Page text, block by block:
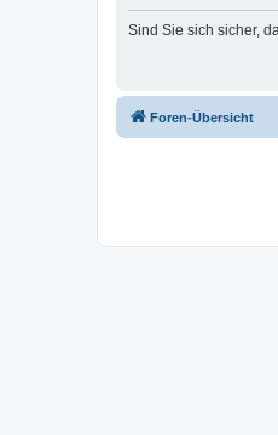
Sind Sie sich sicher,
Foren-Übersicht